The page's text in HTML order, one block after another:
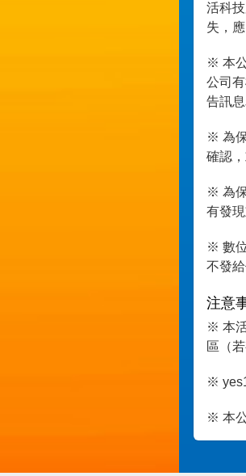
活科
失，
※ 本
公司
告訊
※ 為
確認
※ 為
有發
※ 數
不發
注意
※ 本
區（
※
※ 本